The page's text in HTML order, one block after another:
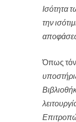
Ισότητα
την
Όπως